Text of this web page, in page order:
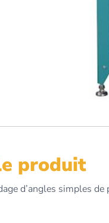
produit
d’angles simples